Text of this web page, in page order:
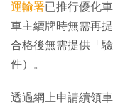
運輸署已推行優化
車主續牌時無需再
合格後無需提供「
件）。
透過網上申請續領